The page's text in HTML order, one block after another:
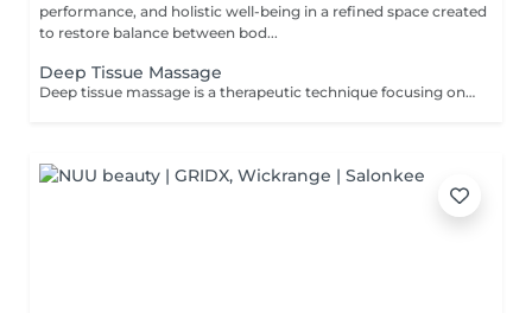
performance, and holistic well-being in a refined space created
to restore balance between bod...
Deep Tissue Massage
Deep tissue massage is a therapeutic technique focusing on the deeper layers of muscle and connective tissue, using slow, firm strokes and direct pressure to relieve chronic tension and stubborn "knots". It is highly targeted, aiming to break down adhesions (rigid tissue) and improve mobility, rather than for general relaxation Key Aspects of Deep Tissue Massage: Techniques: Therapists use fingers, thumbs, knuckles, and elbows for deep pressure. Targeted Areas: Commonly focuses on chronic pain areas such as the neck, low back, and shoulders .Benefits: Reduces chronic pain, reduces inflammation, helps with posture, and breaks up scar tissue. Difference from Swedish: Unlike this beginner's guide to deep tissue massage, it is more intense and focused on deep layers. What to expect: It is common to feel slightly tender afterward;learn what to expect during your first deep tissue session.